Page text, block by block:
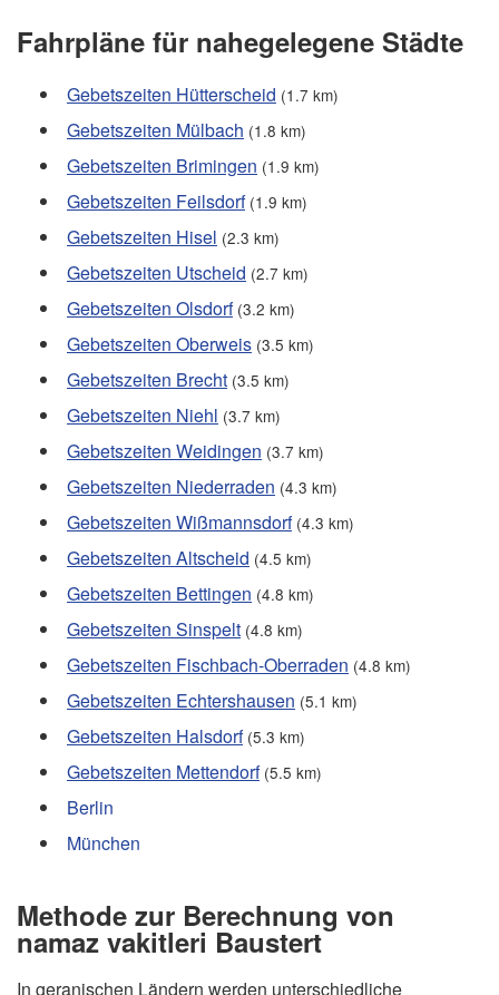
Fahrpläne für nahegelegene Städte
Gebetszeiten Hütterscheid (1.7 km)
Gebetszeiten Mülbach (1.8 km)
Gebetszeiten Brimingen (1.9 km)
Gebetszeiten Feilsdorf (1.9 km)
Gebetszeiten Hisel (2.3 km)
Gebetszeiten Utscheid (2.7 km)
Gebetszeiten Olsdorf (3.2 km)
Gebetszeiten Oberweis (3.5 km)
Gebetszeiten Brecht (3.5 km)
Gebetszeiten Niehl (3.7 km)
Gebetszeiten Weidingen (3.7 km)
Gebetszeiten Niederraden (4.3 km)
Gebetszeiten Wißmannsdorf (4.3 km)
Gebetszeiten Altscheid (4.5 km)
Gebetszeiten Bettingen (4.8 km)
Gebetszeiten Sinspelt (4.8 km)
Gebetszeiten Fischbach-Oberraden (4.8 km)
Gebetszeiten Echtershausen (5.1 km)
Gebetszeiten Halsdorf (5.3 km)
Gebetszeiten Mettendorf (5.5 km)
Berlin
München
Methode zur Berechnung von
namaz vakitleri Baustert
In geranischen Ländern werden unterschiedliche